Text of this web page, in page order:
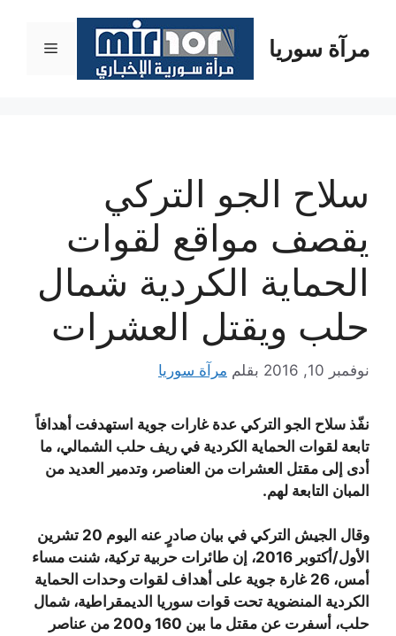
المحتوىمرآة سوريا القائمة
سلاح الجو التركي
يقصف مواقع لقوات
الحماية الكردية شمال
حلب ويقتل العشرات
نوفمبر 10, 2016 بقلم مرآة سوريا
نفّذ سلاح الجو التركي عدة غارات جوية استهدفت أهدافاً
تابعة لقوات الحماية الكردية في ريف حلب الشمالي، ما
أدى إلى مقتل العشرات من العناصر، وتدمير العديد من
المبان التابعة لهم.
وقال الجيش التركي في بيان صادرٍ عنه اليوم 20 تشرين
الأول/أكتوبر 2016، إن طائرات حربية تركية، شنت مساء
أمس، 26 غارة جوية على أهداف لقوات وحدات الحماية
الكردية المنضوية تحت قوات سوريا الديمقراطية، شمال
حلب، أسفرت عن مقتل ما بين 160 و200 من عناصر